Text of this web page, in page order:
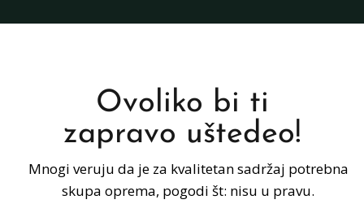
Ovoliko bi ti
zapravo uštedeo!
Mnogi veruju da je za kvalitetan sadržaj potrebna
skupa oprema, pogodi št: nisu u pravu.